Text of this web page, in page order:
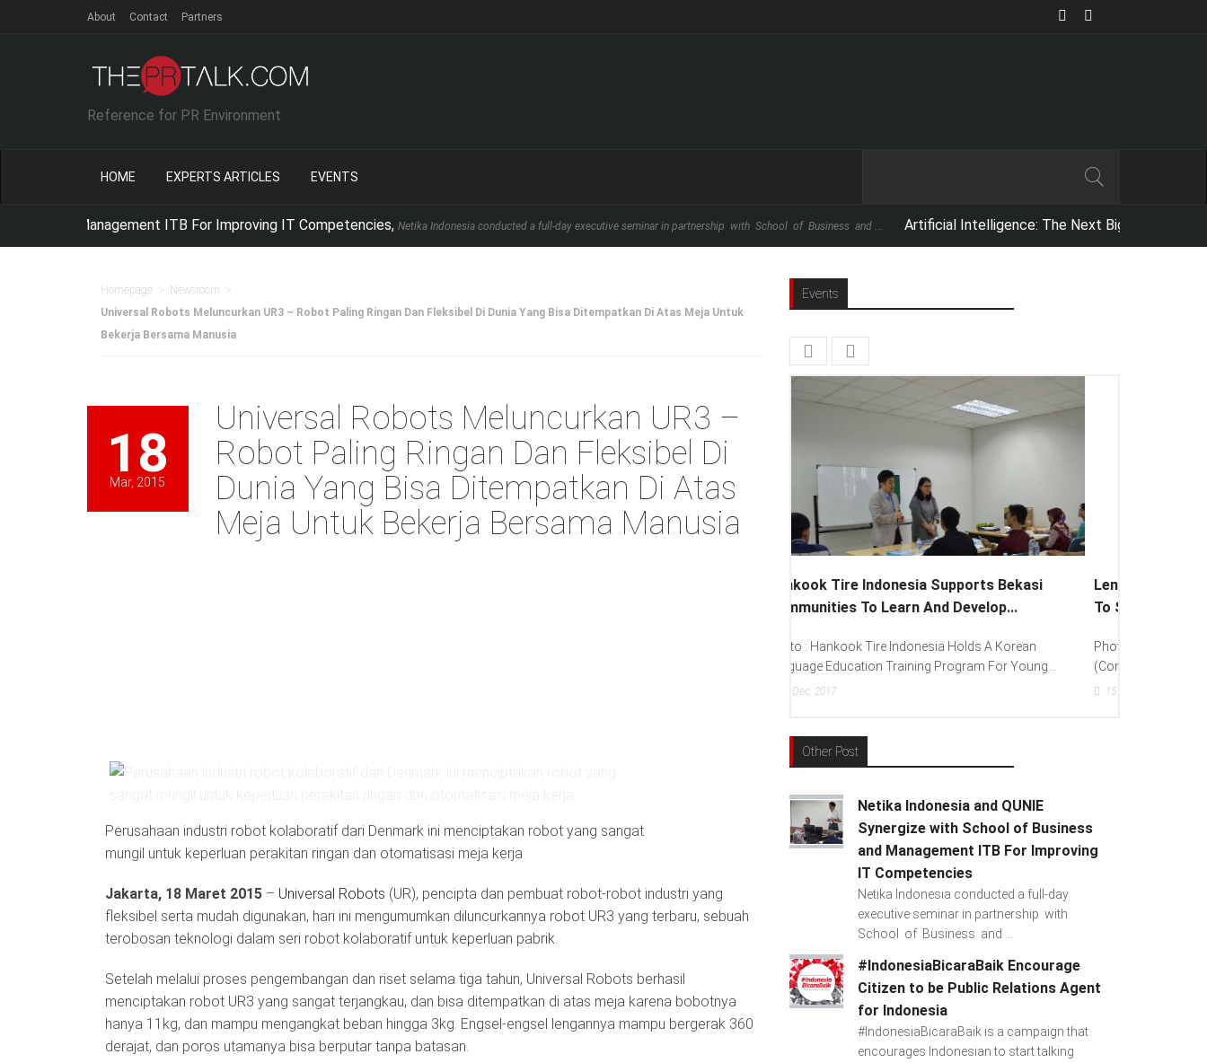
About Contact Partners
Reference for PR Environment
HOME EXPERTS ARTICLES EVENTS
ITB For Improving IT Competencies,Netika Indonesia conducted a full-day executive seminar in partnership with School of Business and ... Artificial Intelligence: The Next Big Thing,For those who own an
Homepage Newsroom
Universal Robots Meluncurkan UR3 – Robot Paling Ringan Dan Fleksibel Di Dunia Yang Bisa Ditempatkan Di Atas Meja Untuk
Bekerja Bersama Manusia
18
Mar, 2015
Universal Robots Meluncurkan UR3 –
Robot Paling Ringan Dan Fleksibel Di
Dunia Yang Bisa Ditempatkan Di Atas
Meja Untuk Bekerja Bersama Manusia
Perusahaan industri robot kolaboratif dari Denmark ini menciptakan robot yang sangat
mungil untuk keperluan perakitan ringan dan otomatisasi meja kerja
Jakarta, 18 Maret 2015 – Universal Robots (UR), pencipta dan pembuat robot-robot industri yang
fleksibel serta mudah digunakan, hari ini mengumumkan diluncurkannya robot UR3 yang terbaru, sebuah
terobosan teknologi dalam seri robot kolaboratif untuk keperluan pabrik.
Setelah melalui proses pengembangan dan riset selama tiga tahun, Universal Robots berhasil
menciptakan robot UR3 yang sangat terjangkau, dan bisa ditempatkan di atas meja karena bobotnya
hanya 11kg, dan mampu mengangkat beban hingga 3kg. Engsel-engsel lengannya mampu bergerak 360
derajat, dan poros utamanya bisa berputar tanpa batasan.
Events
Lenovo Introduced New Brand Ambassador
To Spread “Different Is Better”...
Photo : (From Left To Right) Helmy Susanto
(Consumer Lead Lenovo Indonesia), Andien Aisyah...
15Dec, 2017
Other Post
Netika Indonesia and QUNIE
Synergize with School of Business
and Management ITB For Improving
IT Competencies
Netika Indonesia conducted a full-day
executive seminar in partnership with
School of Business and ...
#IndonesiaBicaraBaik Encourage
Citizen to be Public Relations Agent
for Indonesia
#IndonesiaBicaraBaik is a campaign that
encourages Indonesian to start talking